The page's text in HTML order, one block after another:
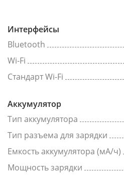
Интерфейсы
Bluetooth
Wi-Fi
Стандарт Wi-Fi
Аккумулятор
Тип аккумулятора
Тип разъема для зарядки
Емкость аккумулятора (мА/ч)
Мощность зарядки